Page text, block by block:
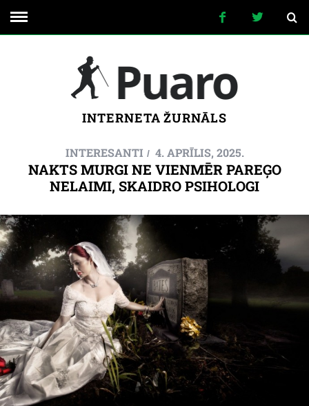
INTERNETA ŽURNĀLS
INTERESANTI 4. APRĪLIS, 2025.
NAKTS MURGI NE VIENMĒR PAREĢO
NELAIMI, SKAIDRO PSIHOLOGI